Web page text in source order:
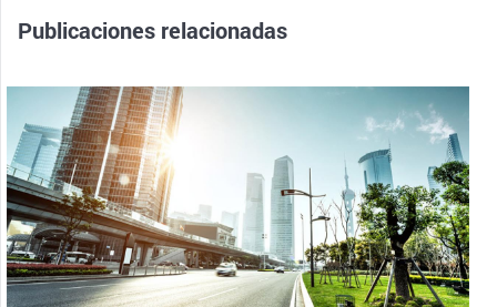
Publicaciones relacionadas